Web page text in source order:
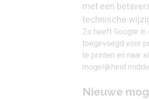
met een
technische
Zo heeft Google
toegevoegd voor
te printen en naar
mogelijkheid
Nieuwe